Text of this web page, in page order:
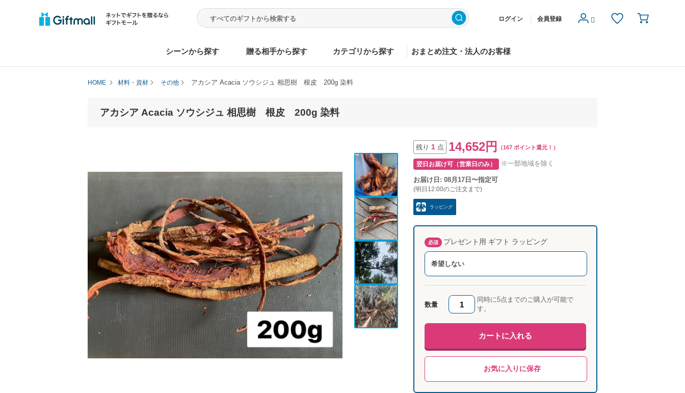
ログイン 会員登録
シーンから探す 贈る相手から探す カテゴリから探す おまとめ注文・法人のお客様
HOME 材料・資材 その他 アカシア Acacia ソウシジュ 相思樹 根皮 200g 染料
アカシア Acacia ソウシジュ 相思樹 根皮 200g 染料
残り 1 点 14,652円 （167 ポイント還元！）
翌日お届け可（営業日のみ） ※一部地域を除く
お届け日: 08月17日〜指定可
(明日12:00のご注文まで)
ラッピング
必須 プレゼント用 ギフト ラッピング
希望しない
数量
同時に5点までのご購入が可能で
す。
カートに入れる
お気に入りに保存